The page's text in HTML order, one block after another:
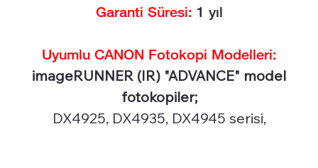
Garanti Süresi: 1 yıl
Uyumlu CANON Fotokopi Modelleri:
imageRUNNER (IR) "ADVANCE" model
fotokopiler;
DX4925, DX4935, DX4945 serisi,